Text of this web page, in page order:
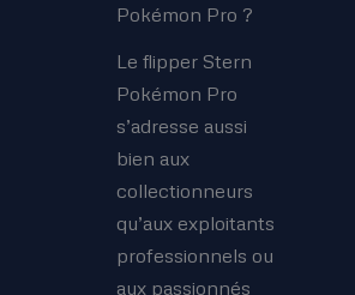
Pokémon Pro ?
Le flipper Stern
Pokémon Pro
s’adresse aussi
bien aux
collectionneurs
qu’aux exploitants
professionnels ou
aux passionnés